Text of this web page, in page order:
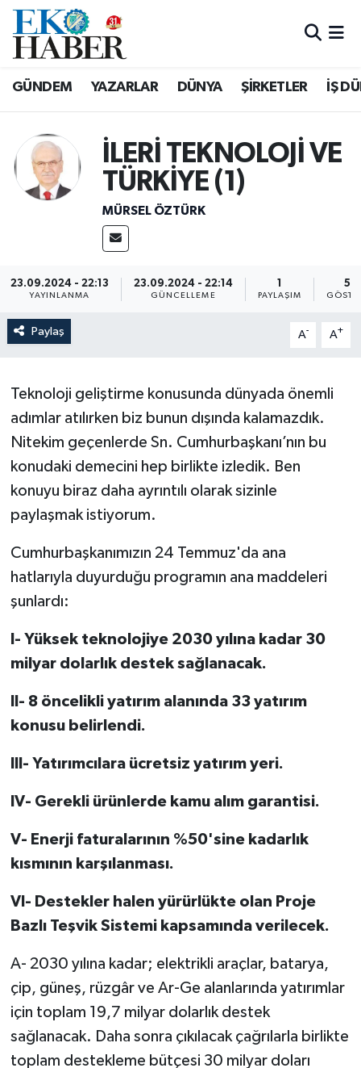
GÜNDEM YAZARLAR DÜNYA ŞİRKETLER İŞ
İLERİ TEKNOLOJİ VE
TÜRKİYE (1)
MÜRSEL ÖZTÜRK
23.09.2024 - 22:13
YAYINLANMA
23.09.2024 - 22:14
GÜNCELLEME
1
PAYLAŞIM
59
Paylaş A- A+
Teknoloji geliştirme konusunda dünyada önemli
adımlar atılırken biz bunun dışında kalamazdık.
Nitekim geçenlerde Sn. Cumhurbaşkanı’nın bu
konudaki demecini hep birlikte izledik. Ben
konuyu biraz daha ayrıntılı olarak sizinle
paylaşmak istiyorum.
Cumhurbaşkanımızın 24 Temmuz'da ana
hatlarıyla duyurduğu programın ana maddeleri
şunlardı:
I- Yüksek teknolojiye 2030 yılına kadar 30
milyar dolarlık destek sağlanacak.
II- 8 öncelikli yatırım alanında 33 yatırım
konusu belirlendi.
III- Yatırımcılara ücretsiz yatırım yeri.
IV- Gerekli ürünlerde kamu alım garantisi.
V- Enerji faturalarının %50'sine kadarlık
kısmının karşılanması.
VI- Destekler halen yürürlükte olan Proje
Bazlı Teşvik Sistemi kapsamında verilecek.
A- 2030 yılına kadar; elektrikli araçlar, batarya,
çip, güneş, rüzgâr ve Ar-Ge alanlarında yatırımlar
için toplam 19,7 milyar dolarlık destek
sağlanacak. Daha sonra çıkılacak çağrılarla birlikte
toplam destekleme bütçesi 30 milyar doları
Hava Durumu
Süper Lig Puan Durumu ve Fikstür
Tüm Manşetler
Son Dakika Haberleri